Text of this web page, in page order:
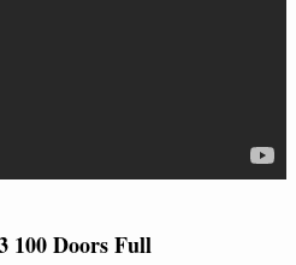
100 Doors Full